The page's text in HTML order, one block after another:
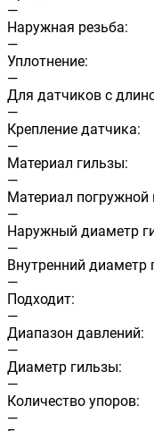
—
Наружная резьба:
—
Уплотнение:
—
Для датчиков с
—
Крепление датчика:
—
Материал гильзы:
—
Материал погружной
—
Наружный диаметр
—
Внутренний диаметр
—
Подходит:
—
Диапазон давлений:
—
Диаметр гильзы:
—
Количество упоров:
—